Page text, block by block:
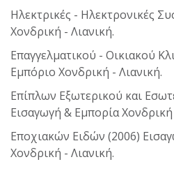
Ηλεκτρικές - Ηλεκτρονικές
Χονδρική - Λιανική.
Επαγγελματικού - Οικιακού
Εμπόριο Χονδρική - Λιανική.
Επίπλων Εξωτερικού και
Εισαγωγή & Εμπορία Χονδρική
Εποχιακών Ειδών (2006)
Χονδρική - Λιανική.